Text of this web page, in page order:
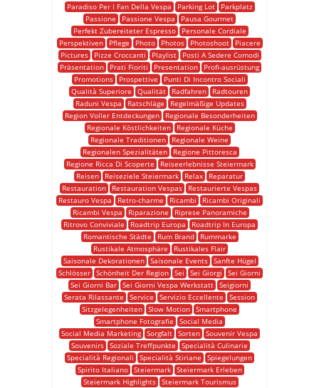
Paradiso Per I Fan Della Vespa
Parking Lot
Parkplatz
Passione
Passione Vespa
Pausa Gourmet
Perfekt Zubereiteter Espresso
Personale Cordiale
Perspektiven
Pflege Photo Photos Photoshoot
Piacere
Pictures
Pizze Croccanti Playlist
Posti A Sedere Comodi
Präsentation
Prati Fioriti Presentation
Profi-ausrüstung
Promotions
Prospettive
Punti Di Incontro Sociali
Qualità Superiore
Qualität Radfahren
Radtouren
Raduni Vespa
Ratschläge
Regelmäßige Updates
Region Voller Entdeckungen
Regionale Besonderheiten
Regionale Köstlichkeiten
Regionale Küche
Regionale Traditionen
Regionale Weine
Regionalen Spezialitäten
Regione Pittoresca
Regione Ricca Di Scoperte
Reiseerlebnisse Steiermark
Reisen
Reiseziele Steiermark Relax
Reparatur
Restauration
Restauration Vespas
Restaurierte Vespas
Restauro Vespa
Retro-charme Ricambi
Ricambi Originali
Ricambi Vespa
Riparazione
Riprese Panoramiche
Ritrovo Conviviale
Roadtrip Europa
Roadtrip In Europa
Romantische Städte
Rum Brand
Rummarke
Rustikale Atmosphäre
Rustikales Flair
Saisonale Dekorationen
Saisonale Events
Sanfte Hügel
Schlösser Schönheit Der Region Sei Sei Giorgi
Sei Giorni
Sei Giorni Bar Sei Giorni Vespa Werkstatt Seigiorni
Serata Rilassante
Service Servizio Eccellente
Session
Sitzgelegenheiten Slow Motion Smartphone
Smartphone Fotografie
Social Media
Social Media Marketing Sorgfalt Sorten Souvenir Vespa
Souvenirs Soziale Treffpunkte
Specialità Culinarie
Specialità Regionali
Specialità Stiriane
Spiegelungen
Spirito Italiano
Steiermark
Steiermark Erleben
Steiermark Highlights
Steiermark Tourismus